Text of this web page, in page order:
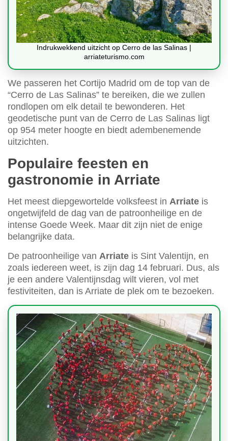
Indrukwekkend uitzicht op Cerro de las Salinas |
arriateturismo.com
We passeren het Cortijo Madrid om de top van de
“Cerro de Las Salinas” te bereiken, die we zullen
rondlopen om elk detail te bewonderen. Het
geodetische punt van de Cerro de Las Salinas ligt
op 954 meter hoogte en biedt adembenemende
uitzichten.
Populaire feesten en
gastronomie in Arriate
Het meest diepgewortelde volksfeest in Arriate is
ongetwijfeld de dag van de patroonheilige en de
intense Goede Week. Maar dit zijn niet de enige
belangrijke data.
De patroonheilige van Arriate is Sint Valentijn, en
zoals iedereen weet, is zijn dag 14 februari. Dus, als
je een andere Valentijnsdag wilt vieren, vol met
festiviteiten, dan is Arriate de plek om te bezoeken.